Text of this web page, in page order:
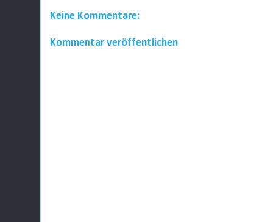
Keine Kommentare:
Kommentar veröffentlichen